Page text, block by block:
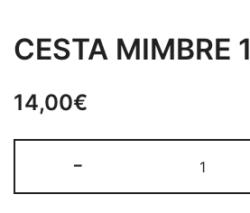
CESTA MIMBRE
14,00€
-
MIMBRE
19Ø